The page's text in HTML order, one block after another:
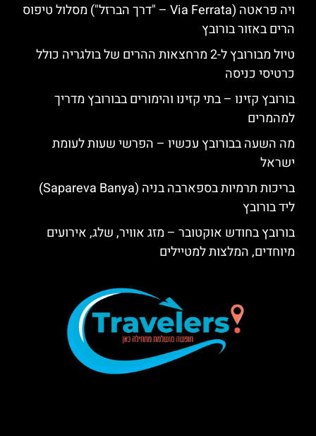
ויה פראטה (Via Ferrata – "דרך הברזל") מסלול טיפוס
הרים באזור בורובץ
טיול מבורובץ ל-2 מרחצאות ההרים של בולגריה כולל
כרטיסי כניסה
בורובץ קזינו – בתי קזינו והימורים בבורובץ מדריך
למהמרים
מה השעה בבורובץ עכשיו – הפרשי שעות לעומת
ישראל
בריכות תרמיות בספארבה בניה (Sapareva Banya)
ליד בורובץ
בורובץ בחודש אוקטובר – מזג אוויר, שלג, אירועים
מיוחדים, המלצות למטיילים